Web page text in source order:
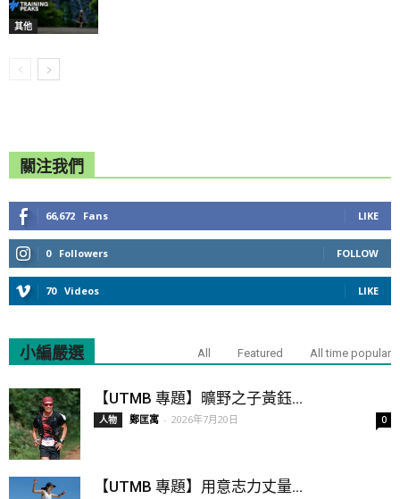
其他
關注我們
66,672 Fans LIKE
0 Followers FOLLOW
70 Videos LIKE
小編嚴選 All Featured All time popular
【UTMB 專題】曠野之子黃鈺...
人物 鄭匡寓 - 2026年7月20日 0
【UTMB 專題】用意志力丈量...